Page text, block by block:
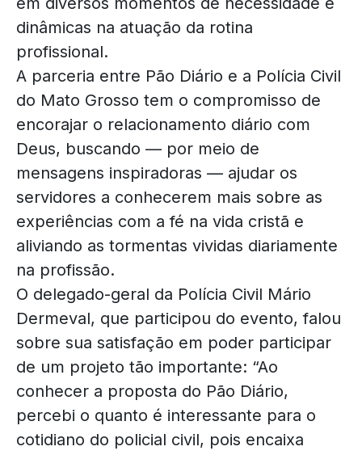
dinâmicas na atuação da rotina
profissional.
A parceria entre Pão Diário e a Polícia Civil
do Mato Grosso tem o compromisso de
encorajar o relacionamento diário com
Deus, buscando — por meio de
mensagens inspiradoras — ajudar os
servidores a conhecerem mais sobre as
experiências com a fé na vida cristã e
aliviando as tormentas vividas diariamente
na profissão.
O delegado-geral da Polícia Civil Mário
Dermeval, que participou do evento, falou
sobre sua satisfação em poder participar
de um projeto tão importante: “Ao
conhecer a proposta do Pão Diário,
percebi o quanto é interessante para o
cotidiano do policial civil, pois encaixa